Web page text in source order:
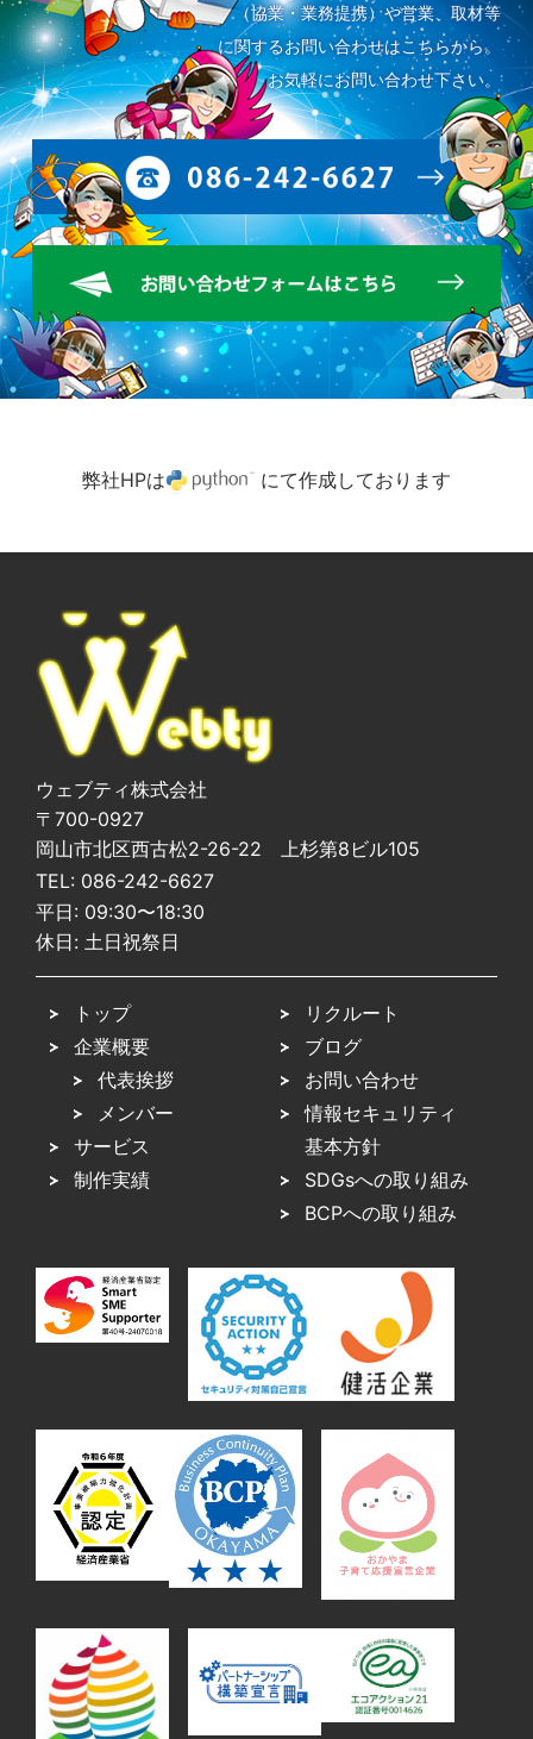
（協業・業務提携）や営業、取材等
に関するお問い合わせはこちらから。
お気軽にお問い合わせ下さい。
弊社HPは にて作成しております
ウェブティ株式会社
〒700-0927
岡山市北区西古松2-26-22 上杉第8ビル105
TEL: 086-242-6627
平日: 09:30〜18:30
休日: 土日祝祭日
トップ
企業概要
代表挨拶
メンバー
サービス
制作実績
リクルート
ブログ
お問い合わせ
情報セキュリティ
基本方針
SDGsへの取り組み
BCPへの取り組み